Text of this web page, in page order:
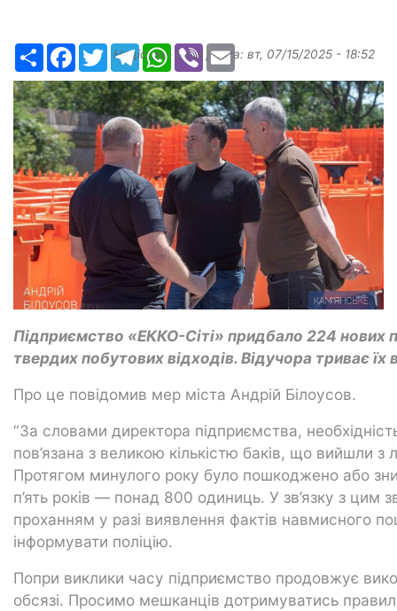
РесурсFacebook
TwitterTelegramWhatsApp
ViberEmail
Надіслав: ilona , дата: вт, 07/15/2025 - 18:52
Підприємство «ЕККО-Сіті» придбало 224 нових
твердих побутових відходів. Відучора триває їх
Про це повідомив мер міста Андрій Білоусов.
“За словами директора підприємства,
пов’язана з великою кількістю баків, що вийшли з
Протягом минулого року було пошкоджено або
п’ять років — понад 800 одиниць. У зв’язку з цим
проханням у разі виявлення фактів навмисного
інформувати поліцію.
Попри виклики часу підприємство продовжує
обсязі. Просимо мешканців дотримуватись